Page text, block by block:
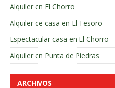
Alquiler en El Chorro
Alquiler de casa en El Tesoro
Espectacular casa en El Chorro
Alquiler en Punta de Piedras
ARCHIVOS